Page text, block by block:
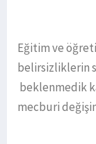
Eğitim ve
belirsizliklerin
beklenmedik
mecburi